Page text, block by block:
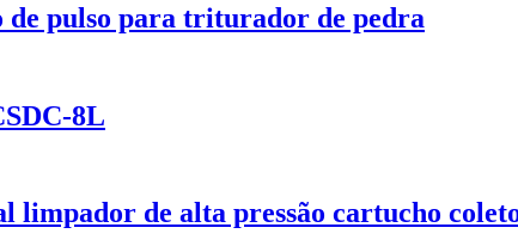
de pulso para triturador de pedra
8L
de alta pressão cartucho